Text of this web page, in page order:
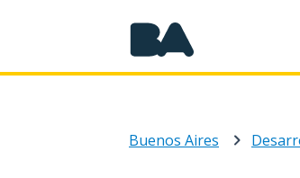
Buenos Aires